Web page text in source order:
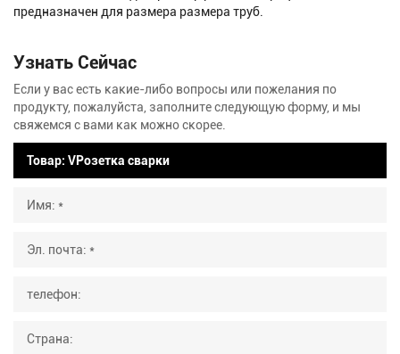
предназначен для размера размера труб.
Узнать Сейчас
Если у вас есть какие-либо вопросы или пожелания по
продукту, пожалуйста, заполните следующую форму, и мы
свяжемся с вами как можно скорее.